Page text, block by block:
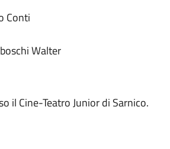
Conti
Walter
il Cine-Teatro Junior di Sarnico.